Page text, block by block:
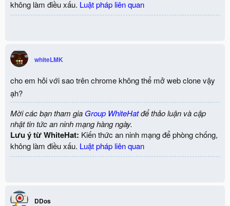
không làm điều xấu. Luật pháp liên quan
whiteLMK
cho em hỏi với sao trên chrome không thể mở web clone vậy
ạh?
Mời các bạn tham gia Group WhiteHatđể thảo luận và cập
nhật tin tức an ninh mạng hàng ngày.
Lưu ý từ WhiteHat: Kiến thức an ninh mạng để phòng chống,
không làm điều xấu. Luật pháp liên quan
DDos